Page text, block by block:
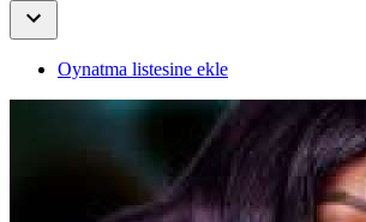
Oynatma listesine ekle